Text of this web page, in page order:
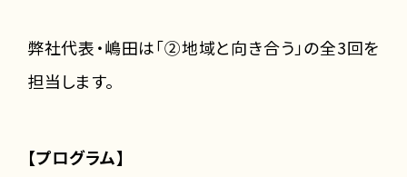
弊社代表・嶋田は「②地域と向き合う」の全3回を
担当します。
【プログラム】